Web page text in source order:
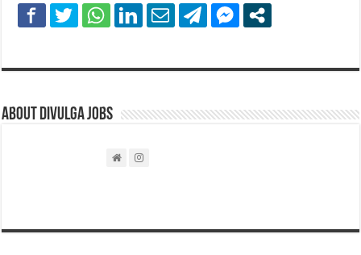
About DIVULGA JOBS